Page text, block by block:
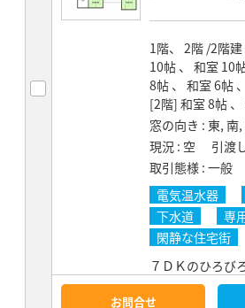
1階、 2階 /2階
10帖 、 和室 10
8帖 、 和室 6帖
[2階] 和室 8帖
窓の向き
東, 南
現況 空 引渡
取引態様 一般
電気温水器
下水道
専
閑静な住宅街
７ＤＫのひろび
お問合せ